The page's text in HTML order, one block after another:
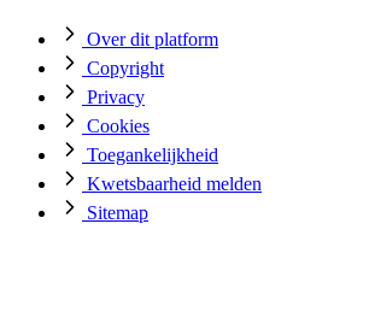
Over dit platform
Copyright
Privacy
Cookies
Toegankelijkheid
Kwetsbaarheid melden
Sitemap